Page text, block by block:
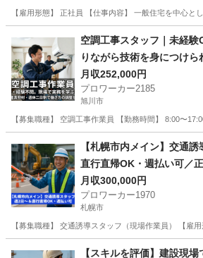
【雇用形態】 正社員 【仕事内容】 一般住宅を中心
苫小牧市 内装職人
空調工事スタッフ｜未経
りながら技術を身につけら
月収252,000円
プロワーカー2185
旭川市
【募集職種】 空調工事作業員 【勤務時間】 8:00〜
その他 業務
【札幌市内メイン】交通
直行直帰OK・週払い可／
月収300,000円
プロワーカー1970
札幌市
【募集職種】 交通誘導スタッフ（現場作業員） 【雇
その他 事務所
【スキルを評価】建設現